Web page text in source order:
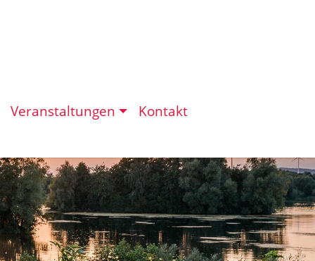
Veranstaltungen Kontakt
in